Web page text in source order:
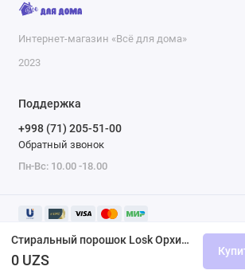
Стиральный порошок Losk Орхидея и Масло Макадамии, 5,4 кг
0 UZS
Интернет-магазин «Всё для дома»
2023
Поддержка
+998 (71) 205-51-00
Обратный звонок
Пн-Вс: 10.00 -18.00